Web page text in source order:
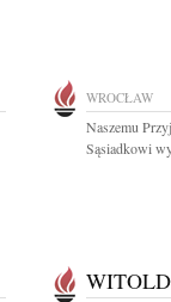
WROCŁAW
Naszemu
Sąsiadkowi